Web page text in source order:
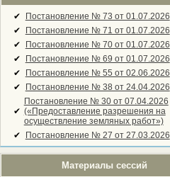
✔
Постановление № 73 от 01.07.2026
✔
Постановление № 71 от 01.07.2026
✔
Постановление № 70 от 01.07.2026
✔
Постановление № 69 от 01.07.2026
✔
Постановление № 55 от 02.06.2026
✔
Постановление № 38 от 24.04.2026
✔
Постановление № 30 от 07.04.2026
(«Предоставление разрешения на
осуществление земляных работ»)
✔
Постановление № 27 от 27.03.2026
Материалы сессий